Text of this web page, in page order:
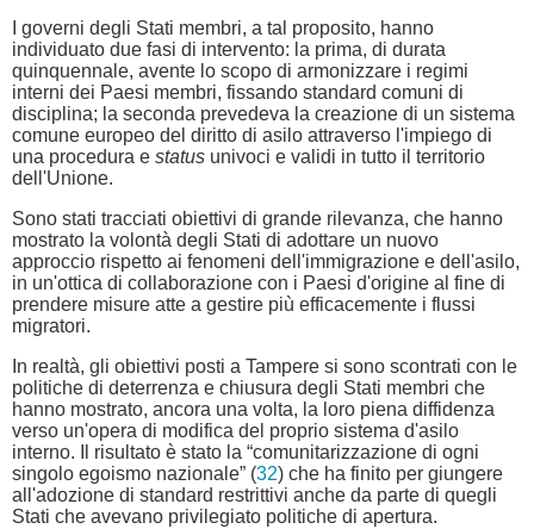
I governi degli Stati membri, a tal proposito, hanno
individuato due fasi di intervento: la prima, di durata
quinquennale, avente lo scopo di armonizzare i regimi
interni dei Paesi membri, fissando standard comuni di
disciplina; la seconda prevedeva la creazione di un sistema
comune europeo del diritto di asilo attraverso l'impiego di
una procedura e status univoci e validi in tutto il territorio
dell'Unione.
Sono stati tracciati obiettivi di grande rilevanza, che hanno
mostrato la volontà degli Stati di adottare un nuovo
approccio rispetto ai fenomeni dell'immigrazione e dell'asilo,
in un'ottica di collaborazione con i Paesi d'origine al fine di
prendere misure atte a gestire più efficacemente i flussi
migratori.
In realtà, gli obiettivi posti a Tampere si sono scontrati con le
politiche di deterrenza e chiusura degli Stati membri che
hanno mostrato, ancora una volta, la loro piena diffidenza
verso un'opera di modifica del proprio sistema d'asilo
interno. Il risultato è stato la “comunitarizzazione di ogni
singolo egoismo nazionale” (32) che ha finito per giungere
all'adozione di standard restrittivi anche da parte di quegli
Stati che avevano privilegiato politiche di apertura.